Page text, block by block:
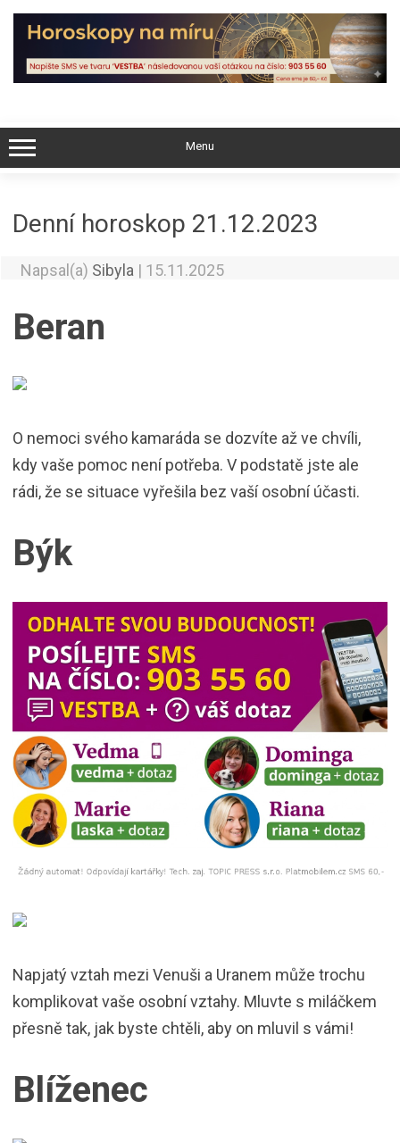
Skip
content
Menu
Denní horoskop 21.12.2023
Napsal(a) Sibyla | 15.11.2025
Beran
O nemoci svého kamaráda se dozvíte až ve chvíli,
kdy vaše pomoc není potřeba. V podstatě jste ale
rádi, že se situace vyřešila bez vaší osobní účasti.
Býk
Napjatý vztah mezi Venuši a Uranem může trochu
komplikovat vaše osobní vztahy. Mluvte s miláčkem
přesně tak, jak byste chtěli, aby on mluvil s vámi!
Blíženec